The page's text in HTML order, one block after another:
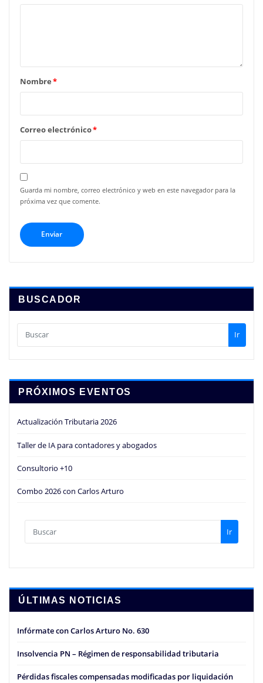
Nombre*
Correo electrónico*
Guarda mi nombre, correo electrónico y web en este navegador para la
próxima vez que comente.
BUSCADOR
Ir
PRÓXIMOS EVENTOS
Actualización Tributaria 2026
Taller de IA para contadores y abogados
Consultorio +10
Combo 2026 con Carlos Arturo
Ir
ÚLTIMAS NOTICIAS
Infórmate con Carlos Arturo No. 630
Insolvencia PN – Régimen de responsabilidad tributaria
Pérdidas fiscales compensadas modificadas por liquidación